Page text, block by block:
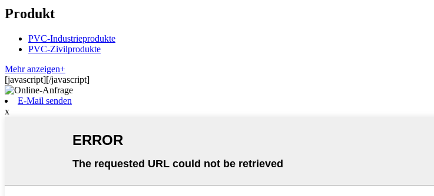
Produkt
PVC-Industrieprodukte
PVC-Zivilprodukte
Mehr anzeigen+
[javascript][/javascript]
E-Mail senden
x